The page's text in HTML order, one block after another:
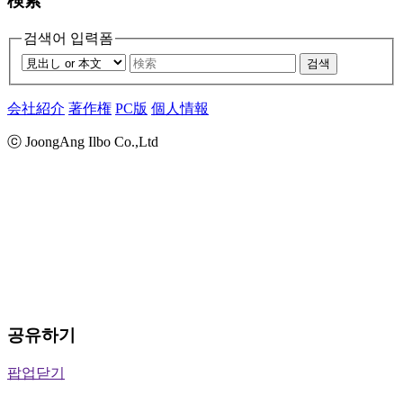
검색어 입력폼
검색
会社紹介 著作権 PC版 個人情報
ⓒ JoongAng Ilbo Co.,Ltd
공유하기
팝업닫기